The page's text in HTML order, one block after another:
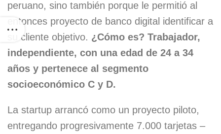
peruano, sino también porque le permitió al
entonces proyecto de banco digital identificar a
su cliente objetivo. ¿Cómo es? Trabajador,
independiente, con una edad de 24 a 34
años y pertenece al segmento
socioeconómico C y D.
La startup arrancó como un proyecto piloto,
entregando progresivamente 7.000 tarjetas –